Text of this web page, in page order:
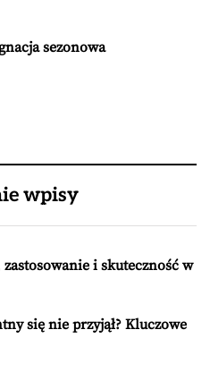
sezonowa
wpisy
i skuteczność w
się nie przyjął? Kluczowe